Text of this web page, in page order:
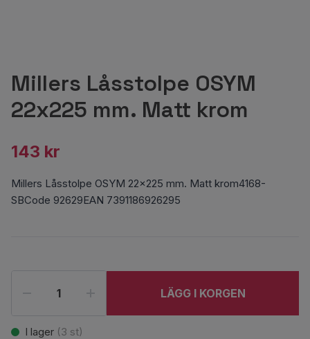
Millers Låsstolpe OSYM
22x225 mm. Matt krom
143 kr
Millers Låsstolpe OSYM 22x225 mm. Matt krom4168-
SBCode 92629EAN 7391186926295
LÄGG I KORGEN
I lager (3 st)